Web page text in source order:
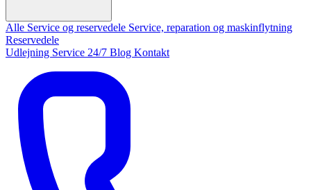
Alle Service og reservedele Service, reparation og maskinflytning
Reservedele
Udlejning Service 24/7 Blog Kontakt